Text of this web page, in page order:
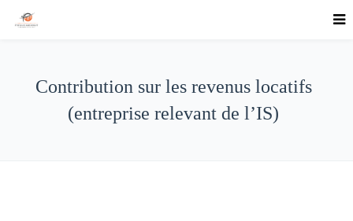
Contribution sur les revenus locatifs
(entreprise relevant de l’IS)